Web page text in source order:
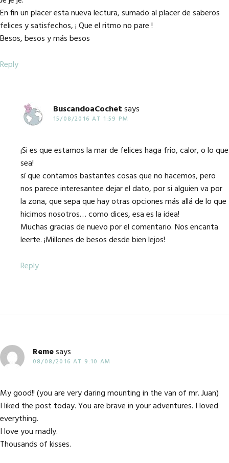
En fin un placer esta nueva lectura, sumado al placer de saberos
felices y satisfechos, ¡ Que el ritmo no pare !
Besos, besos y más besos
Reply
BuscandoaCochetsays
15/08/2016 AT 1:59 PM
¡Si es que estamos la mar de felices haga frio, calor, o lo que
sea!
sí que contamos bastantes cosas que no hacemos, pero
nos parece interesantee dejar el dato, por si alguien va por
la zona, que sepa que hay otras opciones más allá de lo que
hicimos nosotros… como dices, esa es la idea!
Muchas gracias de nuevo por el comentario. Nos encanta
leerte. ¡Millones de besos desde bien lejos!
Reply
Remesays
08/08/2016 AT 9:10 AM
My good!! (you are very daring mounting in the van of mr. Juan)
I liked the post today. You are brave in your adventures. I loved
everything.
I love you madly.
Thousands of kisses.